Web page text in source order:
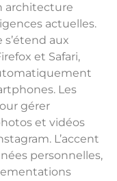
architecture
actuelles.
aux
et Safari,
Les
gérer
et vidéos
L’accent
personnelles,